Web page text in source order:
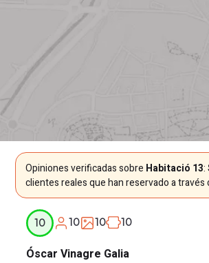
Opiniones verificadas sobre Habitació 13:
clientes reales que han reservado a través
10 10 10 10
Óscar Vinagre Galia